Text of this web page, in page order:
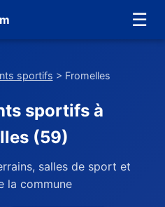
☰
sportifs > Fromelles
sportifs à
(59)
salles de sport et
la commune